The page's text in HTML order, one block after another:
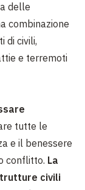
delle
combinazione
di civili,
e terremoti
tutte le
e il benessere
conflitto. La
civili